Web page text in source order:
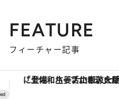
FEATURE
フィーチャー記事